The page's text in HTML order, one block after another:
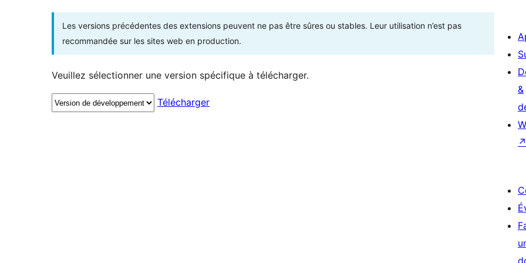
Les versions précédentes des extensions peuvent ne pas être sûres ou stables. Leur utilisation n’est pas
recommandée sur les sites web en production.
Veuillez sélectionner une version spécifique à télécharger.
Télécharger
&
↗